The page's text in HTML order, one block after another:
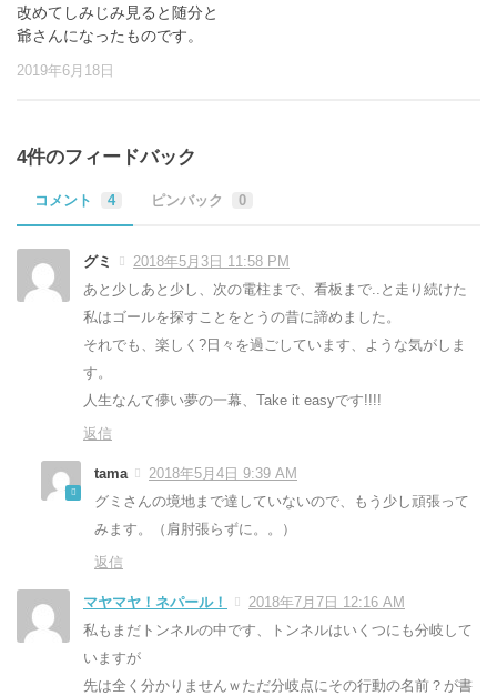
改めてしみじみ見ると随分と
爺さんになったものです。
2019年6月18日
4件のフィードバック
コメント 4 ピンバック 0
グミ
2018年5月3日 11:58 PM
あと少しあと少し、次の電柱まで、看板まで..と走り続けた
私はゴールを探すことをとうの昔に諦めました。
それでも、楽しく?日々を過ごしています、ような気がしま
す。
人生なんて儚い夢の一幕、Take it easyです!!!!
返信
tama
2018年5月4日 9:39 AM
グミさんの境地まで達していないので、もう少し頑張って
みます。（肩肘張らずに。。）
返信
マヤマヤ！ネパール！
2018年7月7日 12:16 AM
私もまだトンネルの中です、トンネルはいくつにも分岐して
いますが
先は全く分かりませんｗただ分岐点にその行動の名前？が書